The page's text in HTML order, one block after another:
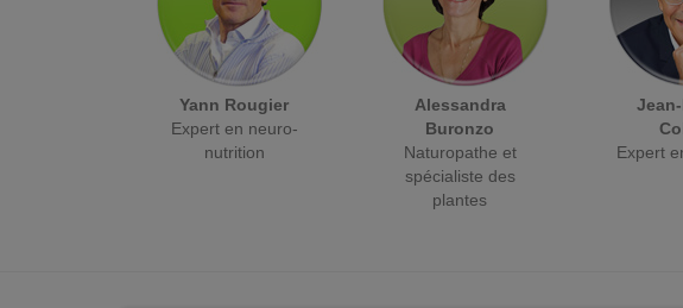
Yann Rougier
Expert en neuro-
nutrition
Alessandra
Buronzo
Naturopathe et
spécialiste des
plantes
Expert